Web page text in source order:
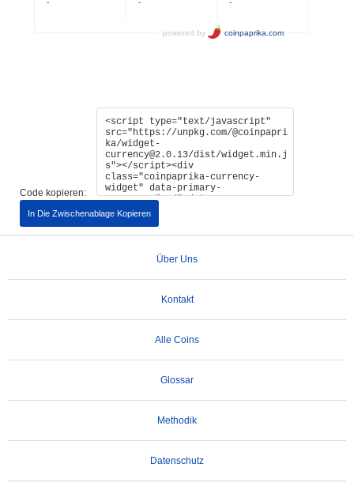
Code kopieren:
In Die Zwischenablage Kopieren
Über Uns
Kontakt
Alle Coins
Glossar
Methodik
Datenschutz